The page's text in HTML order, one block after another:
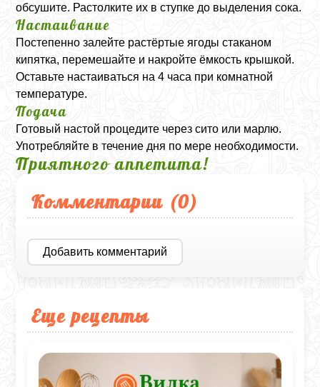
обсушите. Растолките их в ступке до выделения сока.
Настаивание
Постепенно залейте растёртые ягоды стаканом
кипятка, перемешайте и накройте ёмкость крышкой.
Оставьте настаиваться на 4 часа при комнатной
температуре.
Подача
Готовый настой процедите через сито или марлю.
Употребляйте в течение дня по мере необходимости.
Приятного аппетита!
Комментарии (0)
Добавить комментарий
Еще рецепты